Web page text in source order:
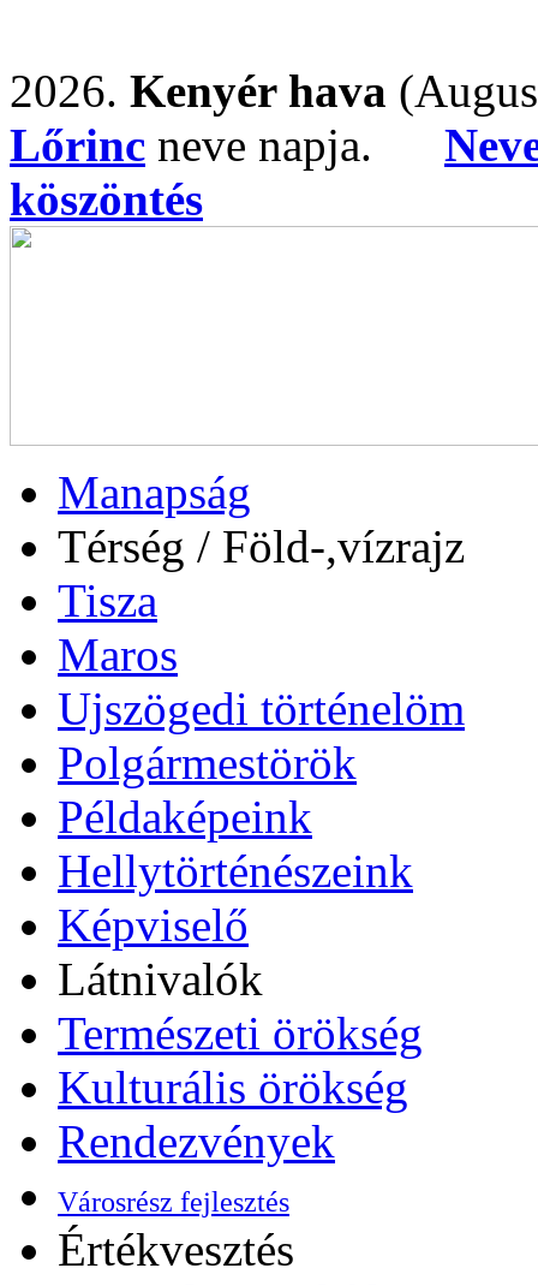
2026. Kenyér hava
Lőrinc neve napja.
köszöntés
Manapság
Térség / Föld-,vízrajz
Tisza
Maros
Ujszögedi történelöm
Polgármestörök
Példaképeink
Hellytörténészeink
Képviselő
Látnivalók
Természeti örökség
Kulturális örökség
Rendezvények
Városrész fejlesztés
Értékvesztés